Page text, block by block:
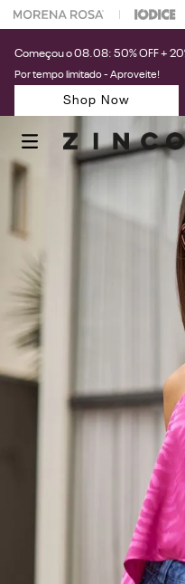
na sua 1° compra usando
Começou o 08.08: 50% OFF +
Por tempo limitado - Aproveite!
Shop Now